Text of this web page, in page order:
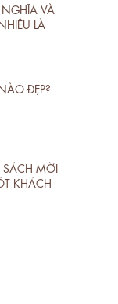
NGHĨA VÀ
LÀ
ĐẸP?
SÁCH MỜI
KHÁCH